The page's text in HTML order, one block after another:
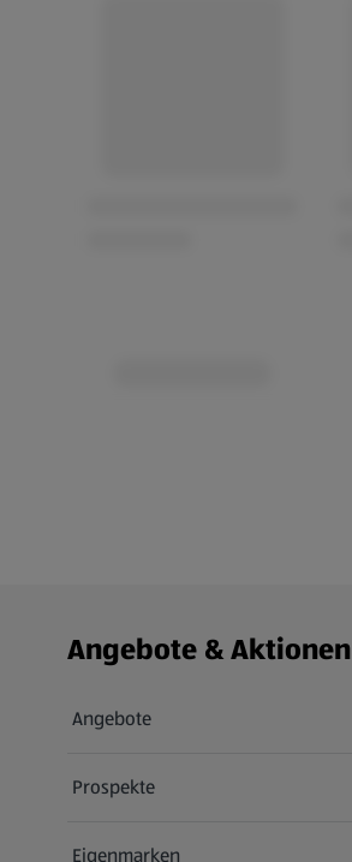
Fußzeilenmenü - weitere Links
Angebote & Aktionen
Angebote
Prospekte
Eigenmarken